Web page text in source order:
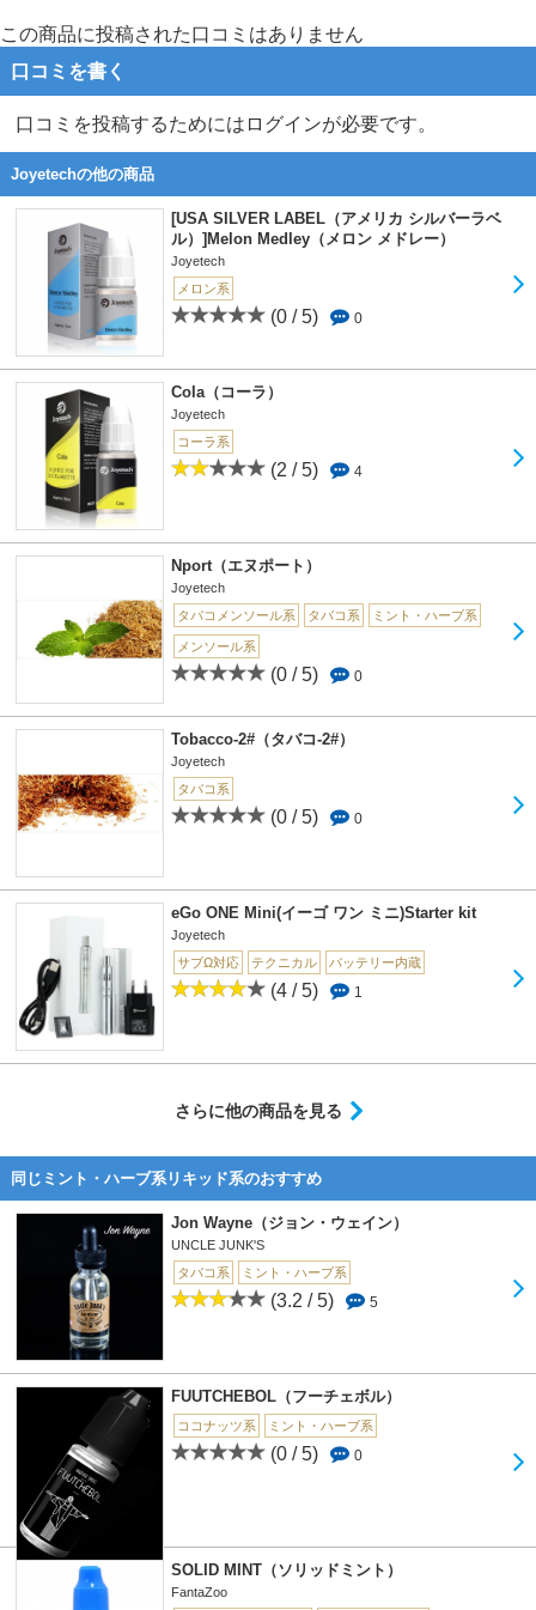
この商品に投稿された口コミはありません
口コミを書く
口コミを投稿するためにはログインが必要です。
Joyetechの他の商品
[USA SILVER LABEL（アメリカ シルバーラベ
ル）]Melon Medley（メロン メドレー）
Joyetech
メロン系
(0 / 5) 0
Cola（コーラ）
Joyetech
コーラ系
(2 / 5) 4
Nport（エヌポート）
Joyetech
タバコメンソール系
タバコ系 ミント・ハーブ系
メンソール系
(0 / 5) 0
Tobacco-2#（タバコ-2#）
Joyetech
タバコ系
(0 / 5) 0
eGo ONE Mini(イーゴ ワン ミニ)Starter kit
Joyetech
サブΩ対応
テクニカル バッテリー内蔵
(4 / 5) 1
さらに他の商品を見る
同じミント・ハーブ系リキッド系のおすすめ
Jon Wayne（ジョン・ウェイン）
UNCLE JUNK'S
タバコ系
ミント・ハーブ系
(3.2 / 5) 5
FUUTCHEBOL（フーチェボル）
ココナッツ系 ミント・ハーブ系
(0 / 5) 0
SOLID MINT（ソリッドミント）
FantaZoo